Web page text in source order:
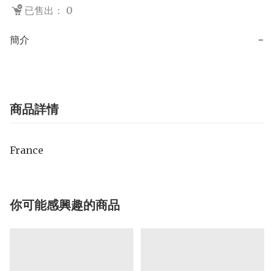
已售出： 0
簡介 −
商品詳情
France
你可能感興趣的商品